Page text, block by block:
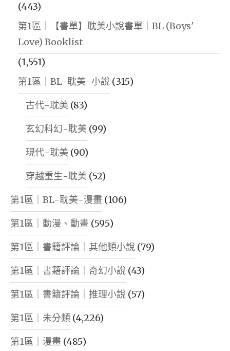
(443)
第1區｜【書單】耽美小說書單｜BL (Boys'
Love) Booklist
(1,551)
第1區｜BL-耽美-小說 (315)
古代-耽美 (83)
玄幻科幻-耽美 (99)
現代-耽美 (90)
穿越重生-耽美 (52)
第1區｜BL-耽美-漫畫 (106)
第1區｜動漫、動畫 (595)
第1區｜書籍評論｜其他類小說 (79)
第1區｜書籍評論｜奇幻小說 (43)
第1區｜書籍評論｜推理小說 (57)
第1區｜未分類 (4,226)
第1區｜漫畫 (485)